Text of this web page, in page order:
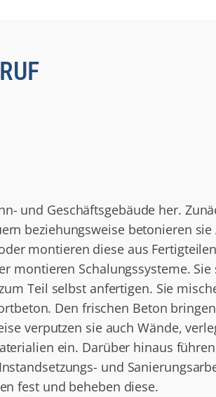
und Geschäftsgebäude her.
beziehungsweise betonieren sie
montieren diese aus
montieren Schalungssysteme. Sie
Teil selbst anfertigen. Sie
Den frischen Beton
verputzen sie auch Wände,
ein. Darüber hinaus
und
fest und beheben diese.